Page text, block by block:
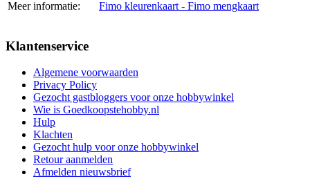
Meer informatie: Fimo kleurenkaart - Fimo mengkaart
Klantenservice
Algemene voorwaarden
Privacy Policy
Gezocht gastbloggers voor onze hobbywinkel
Wie is Goedkoopstehobby.nl
Hulp
Klachten
Gezocht hulp voor onze hobbywinkel
Retour aanmelden
Afmelden nieuwsbrief